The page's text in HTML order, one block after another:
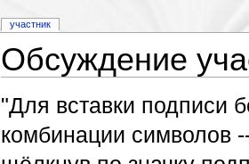
Обсуждение
"Для вставки подписи
комбинации символов
участник